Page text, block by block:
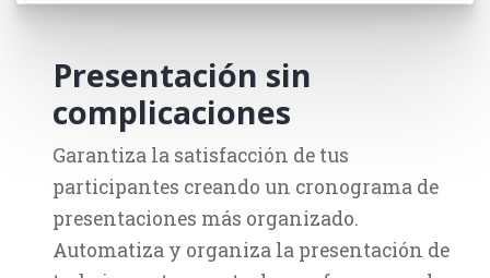
Presentación sin
complicaciones
Garantiza la satisfacción de tus
participantes creando un cronograma de
presentaciones más organizado.
Automatiza y organiza la presentación de